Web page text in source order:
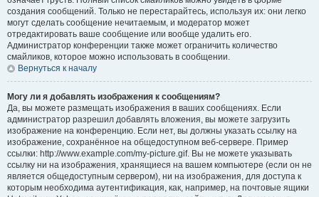
создания сообщений. Только не перестарайтесь, используя их: они легко
могут сделать сообщение нечитаемым, и модератор может
отредактировать ваше сообщение или вообще удалить его.
Администратор конференции также может ограничить количество
смайликов, которое можно использовать в сообщении.
Вернуться к началу
Могу ли я добавлять изображения к сообщениям?
Да, вы можете размещать изображения в ваших сообщениях. Если
администратор разрешил добавлять вложения, вы можете загрузить
изображение на конференцию. Если нет, вы должны указать ссылку на
изображение, сохранённое на общедоступном веб-сервере. Пример
ссылки: http://www.example.com/my-picture.gif. Вы не можете указывать
ссылку ни на изображения, хранящиеся на вашем компьютере (если он не
является общедоступным сервером), ни на изображения, для доступа к
которым необходима аутентификация, как, например, на почтовые ящики